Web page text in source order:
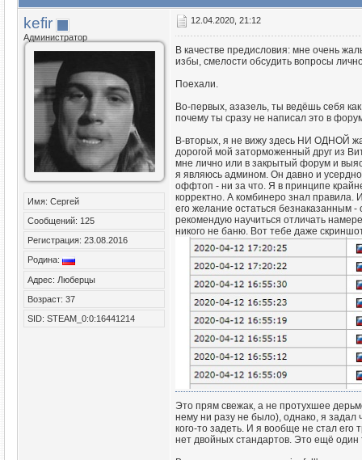
kefir
Администратор
Имя: Сергей
Сообщений: 125
Регистрация: 23.08.2016
Родина:
Адрес: Люберцы
Возраст: 37
SID: STEAM_0:0:16441214
12.04.2020, 21:12
В качестве предисловия: мне очень
избы, смелости обсудить вопросы
Поехали.
Во-первых, азазель, ты ведёшь себя
почему ты сразу не написал это в
В-вторых, я не вижу здесь НИ ОДНОЙ
дорогой мой заторможенный друг из
мне лично или в закрытый форум и
я являюсь админом. Он давно и усердно
оффтоп - ни за что. Я в принципе
корректно. А комбинеро знал правила.
его желание остаться безнаказанным -
рекомендую научиться отличать
никого не баню. Вот тебе даже
Это прям свежак, а не протухшее
нему ни разу не было), однако, я задал
кого-то задеть. И я вообще не стал его
нет двойных стандартов. Это ещё один